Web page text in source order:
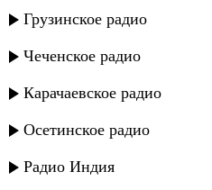
Грузинское радио
Чеченское радио
Карачаевское радио
Осетинское радио
Радио Индия
Оксана Ибрагимова -
Загир Магомедов -
Ульзана Максудова -